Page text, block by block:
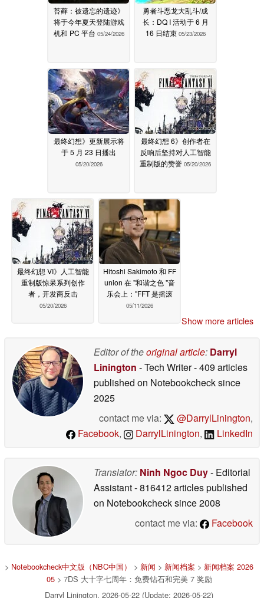
苔藓：被遗忘的遗迹》
将于今年夏天登陆游戏
机和 PC 平台 05/24/2026
勇者斗恶龙大乱斗/成
长：DQ I 活动于 6 月
16 日结束 05/23/2026
最终幻想》更新展示将
于 5 月 23 日播出
05/20/2026
最终幻想 6》创作者在
反响后坚持对人工智能
重制版的赞誉 05/20/2026
最终幻想 VI》人工智能
重制版惊呆系列创作
者，开发商反击
05/20/2026
Hitoshi Sakimoto 和 FF
union 在 "和谐之色 "音
乐会上："FFT 是摇滚
05/11/2026
Show more articles
Editor of theoriginal article: Darryl
Linington - Tech Writer- 409 articles
published on Notebookchecksince
2025
contact me via:
@DarrylLinington,
Facebook, DarrylLinington, LinkedIn
Translator: Ninh Ngoc Duy- Editorial
Assistant- 816412 articles published
on Notebookchecksince 2008
contact me via:
Facebook
> Notebookcheck中文版（NBC中国） > 新闻 > 新闻档案 > 新闻档案 2026
05> 7DS 大十字七周年：免费钻石和完美 7 奖励
Darryl Linington, 2026-05-22 (Update: 2026-05-22)